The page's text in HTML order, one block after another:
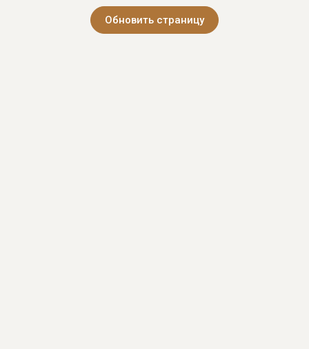
Обновить страницу